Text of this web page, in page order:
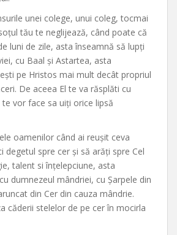
unei colege, unui coleg, tocmai
tău te neglijează, când poate că
luni de zile, asta înseamnă să lupți
cu Baal și Astartea, asta
pe Hristos mai mult decât propriul
De aceea El te va răsplăti cu
vor face sa uiți orice lipsă
oamenilor când ai reușit ceva
degetul spre cer și să arăți spre Cel
talent si înțelepciune, asta
dumnezeul mândriei, cu Șarpele din
din Cer din cauza mândrie.
căderii stelelor de pe cer în mocirla